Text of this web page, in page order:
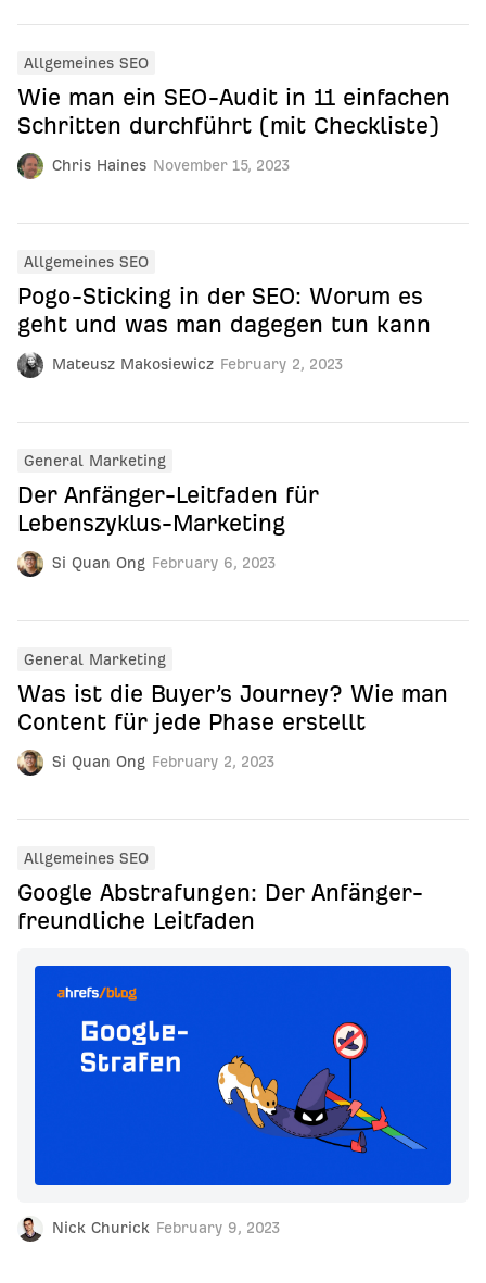
Chris Haines November 15, 2023
Allgemeines SEO
Wie man ein SEO-Audit in 11 einfachen
Schritten durchführt (mit Checkliste)
Mateusz Makosiewicz February 2, 2023
Allgemeines SEO
Pogo-Sticking in der SEO: Worum es
geht und was man dagegen tun kann
Si Quan Ong February 6, 2023
General Marketing
Der Anfänger-Leitfaden für
Lebenszyklus-Marketing
Si Quan Ong February 2, 2023
General Marketing
Was ist die Buyer’s Journey? Wie man
Content für jede Phase erstellt
Nick Churick February 9, 2023
Allgemeines SEO
Google Abstrafungen: Der Anfänger-
freundliche Leitfaden